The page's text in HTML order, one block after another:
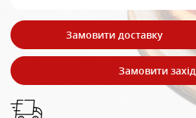
Замовити доставку
Замовити захід